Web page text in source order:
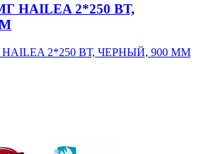
HAILEA 2*250 ВТ,